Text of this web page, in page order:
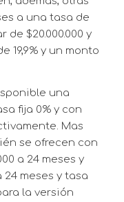
a una tasa de
de $20.000.000 y
19,9% y un monto
una
fija 0% y con
Mas
se ofrecen con
a 24 meses y
24 meses y tasa
la versión